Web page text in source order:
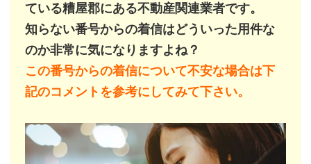
ている糟屋郡にある不動産関連業者です。
知らない番号からの着信はどういった用件な
のか非常に気になりますよね？
この番号からの着信について不安な場合は下
記のコメントを参考にしてみて下さい。